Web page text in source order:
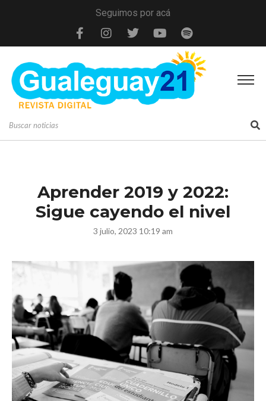
Seguimos por acá
Aprender 2019 y 2022:
Sigue cayendo el nivel
3 julio, 2023 10:19 am